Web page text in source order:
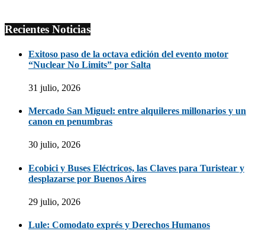
Recientes Noticias
Exitoso paso de la octava edición del evento motor
“Nuclear No Limits” por Salta
31 julio, 2026
Mercado San Miguel: entre alquileres millonarios y un
canon en penumbras
30 julio, 2026
Ecobici y Buses Eléctricos, las Claves para Turistear y
desplazarse por Buenos Aires
29 julio, 2026
Lule: Comodato exprés y Derechos Humanos